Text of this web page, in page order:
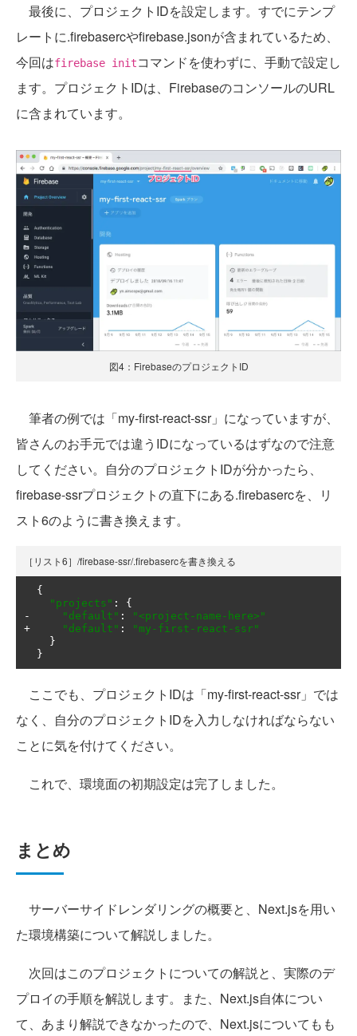
最後に、プロジェクトIDを設定します。すでにテンプ
レートに.firebasercやfirebase.jsonが含まれているため、
今回はfirebase initコマンドを使わずに、手動で設定し
ます。プロジェクトIDは、FirebaseのコンソールのURL
に含まれています。
図4：FirebaseのプロジェクトID
筆者の例では「my-first-react-ssr」になっていますが、
皆さんのお手元では違うIDになっているはずなので注意
してください。自分のプロジェクトIDが分かったら、
firebase-ssrプロジェクトの直下にある.firebasercを、リ
スト6のように書き換えます。
［リスト6］/firebase-ssr/.firebasercを書き換える
{
"projects" :
{
-
"default" :
"<project-name-here>"
+
"default" :
"my-first-react-ssr"
}
}
ここでも、プロジェクトIDは「my-first-react-ssr」では
なく、自分のプロジェクトIDを入力しなければならない
ことに気を付けてください。
これで、環境面の初期設定は完了しました。
まとめ
サーバーサイドレンダリングの概要と、Next.jsを用い
た環境構築について解説しました。
次回はこのプロジェクトについての解説と、実際のデ
プロイの手順を解説します。また、Next.js自体につい
て、あまり解説できなかったので、Next.jsについてもも